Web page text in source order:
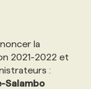
la
2021-2022 et
:
Salambo